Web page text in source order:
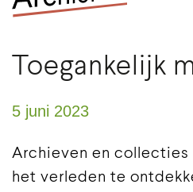
Toegankelijk
5 juni 2023
Archieven en collecties
het verleden te